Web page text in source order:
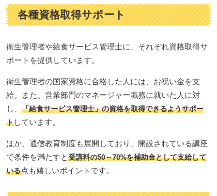
各種資格取得サポート
衛生管理者や給食サービス管理士に、それぞれ資格取得サ
ポートを提供しています。
衛生管理者の国家資格に合格した人には、お祝い金を支
給。また、営業部門のマネージャー職務に就いた人に対
し、「給食サービス管理士」の資格を取得できるようサポー
トしています。
ほか、通信教育制度も展開しており、開設されている講座
で条件を満たすと受講料の50～70%を補助金として支給して
いる点も嬉しいポイントです。